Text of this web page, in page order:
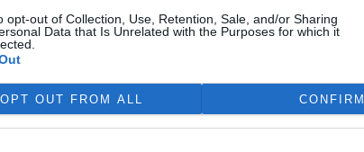
opt-out of Collection, Use, Retention, Sale, and/or Sharing
Data that Is Unrelated with the Purposes for which it
OPT OUT FROM ALL CONFIRM
přírodu“,
se Bond. David